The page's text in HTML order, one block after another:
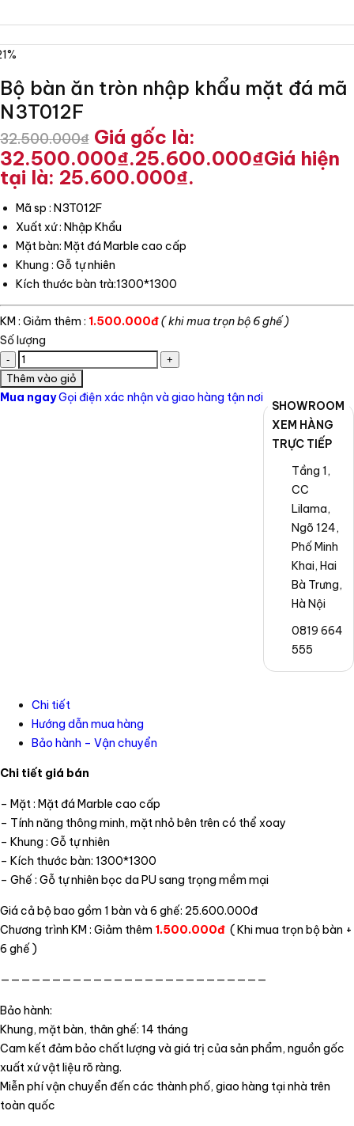
Bộ bàn ăn tròn nhập khẩu mặt đá mã
N3T012F
32.500.000₫ Giá gốc là:
32.500.000₫.25.600.000₫Giá hiện
tại là: 25.600.000₫.
Mã sp : N3T012F
Xuất xứ : Nhập Khẩu
Mặt bàn: Mặt đá Marble cao cấp
Khung : Gỗ tự nhiên
Kích thước bàn trà:1300*1300
KM : Giảm thêm : 1.500.000đ( khi mua trọn bộ 6 ghế )
Số lượng
Thêm vào giỏ
Mua ngayGọi điện xác nhận và giao hàng tận nơi
SHOWROOM
XEM HÀNG
TRỰC TIẾP
Tầng 1,
CC
Lilama,
Ngõ 124,
Phố Minh
Khai, Hai
Bà Trưng,
Hà Nội
0819 664
555
Chi tiết
Hướng dẫn mua hàng
Bảo hành – Vận chuyển
Chi tiết giá bán
– Mặt : Mặt đá Marble cao cấp
– Tính năng thông minh, mặt nhỏ bên trên có thể xoay
– Khung : Gỗ tự nhiên
– Kích thước bàn: 1300*1300
– Ghế : Gỗ tự nhiên bọc da PU sang trọng mềm mại
Giá cả bộ bao gồm 1 bàn và 6 ghế: 25.600.000đ
Chương trình KM : Giảm thêm 1.500.000đ ( Khi mua trọn bộ bàn +
6 ghế )
——————————————————————————
Bảo hành:
Khung, mặt bàn, thân ghế: 14 tháng
Cam kết đảm bảo chất lượng và giá trị của sản phẩm, nguồn gốc
xuất xứ vật liệu rõ ràng.
Miễn phí vận chuyển đến các thành phố, giao hàng tại nhà trên
toàn quốc